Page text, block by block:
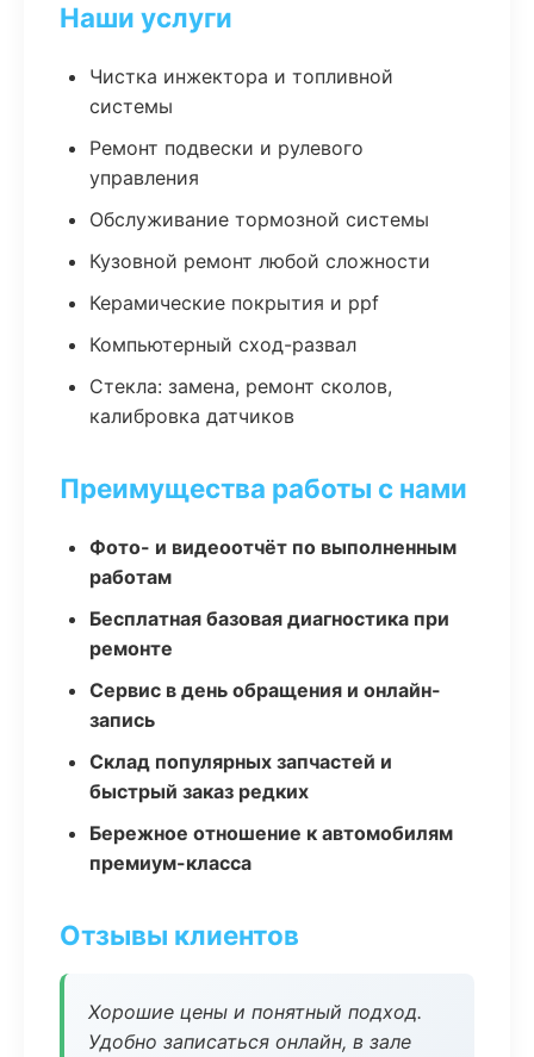
Наши услуги
Чистка инжектора и топливной
системы
Ремонт подвески и рулевого
управления
Обслуживание тормозной системы
Кузовной ремонт любой сложности
Керамические покрытия и ppf
Компьютерный сход-развал
Стекла: замена, ремонт сколов,
калибровка датчиков
Преимущества работы с нами
Фото- и видеоотчёт по выполненным
работам
Бесплатная базовая диагностика при
ремонте
Сервис в день обращения и онлайн-
запись
Склад популярных запчастей и
быстрый заказ редких
Бережное отношение к автомобилям
премиум-класса
Отзывы клиентов
Хорошие цены и понятный подход.
Удобно записаться онлайн, в зале